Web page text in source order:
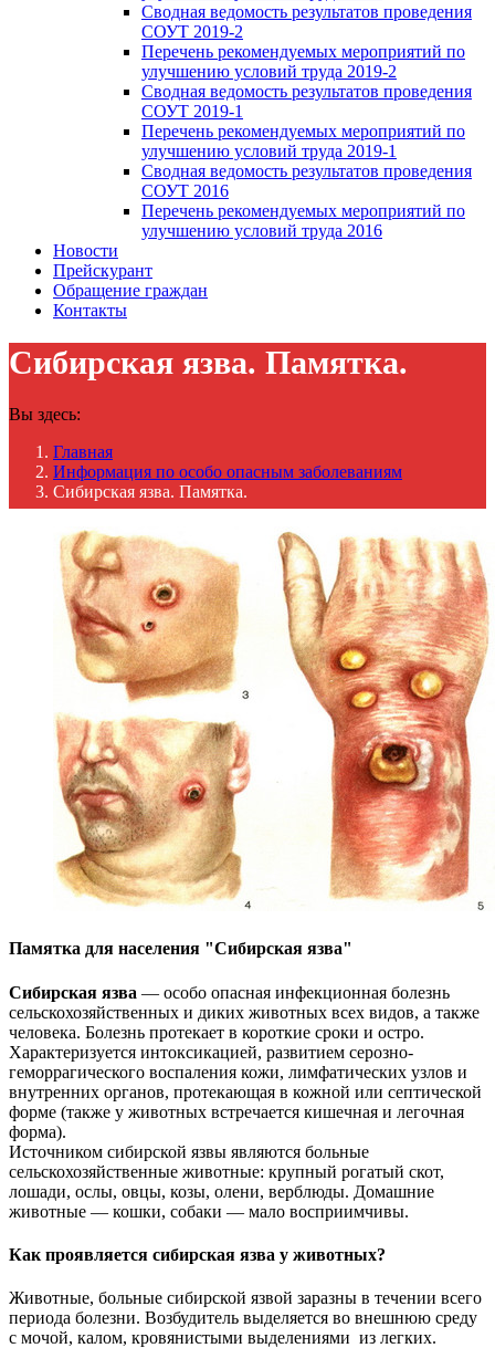
Сводная ведомость результатов проведения
СОУТ 2019-2
Перечень рекомендуемых мероприятий по
улучшению условий труда 2019-2
Сводная ведомость результатов проведения
СОУТ 2019-1
Перечень рекомендуемых мероприятий по
улучшению условий труда 2019-1
Сводная ведомость результатов проведения
СОУТ 2016
Перечень рекомендуемых мероприятий по
улучшению условий труда 2016
Новости
Прейскурант
Обращение граждан
Контакты
Сибирская язва. Памятка.
Вы здесь:
Главная
Информация по особо опасным заболеваниям
Сибирская язва. Памятка.
Памятка для населения "Сибирская язва"
Сибирская язва — особо опасная инфекционная болезнь
сельскохозяйственных и диких животных всех видов, а также
человека. Болезнь протекает в короткие сроки и остро.
Характеризуется интоксикацией, развитием серозно-
геморрагического воспаления кожи, лимфатических узлов и
внутренних органов, протекающая в кожной или септической
форме (также у животных встречается кишечная и легочная
форма).
Источником сибирской язвы являются больные
сельскохозяйственные животные: крупный рогатый скот,
лошади, ослы, овцы, козы, олени, верблюды. Домашние
животные — кошки, собаки — мало восприимчивы.
Как проявляется сибирская язва у животных?
Животные, больные сибирской язвой заразны в течении всего
периода болезни. Возбудитель выделяется во внешнюю среду
с мочой, калом, кровянистыми выделениями из легких.